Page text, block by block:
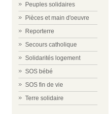
Peuples solidaires
Pièces et main d'oeuvre
Reporterre
Secours catholique
Solidarités logement
SOS bébé
SOS fin de vie
Terre solidaire